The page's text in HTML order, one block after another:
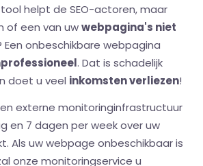
helpt de SEO-actoren, maar
of een van uwwebpagina's niet
Een onbeschikbare webpagina
. Dat is schadelijk
doet u veel inkomsten verliezen!
externe monitoringinfrastructuur
en 7 dagen per week over uw
Als uw webpage onbeschikbaar is
onze monitoringservice u